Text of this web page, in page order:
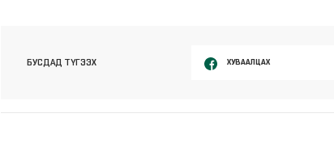
БУСДАД ТҮГЭЭХ ХУВААЛЦАХ